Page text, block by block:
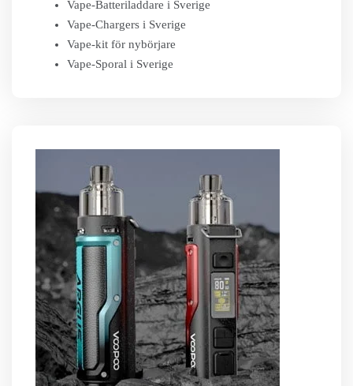
Vape-Batteriladdare i Sverige
Vape-Chargers i Sverige
Vape-kit för nybörjare
Vape-Sporal i Sverige